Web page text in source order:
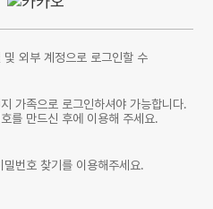
외부 계정으로 로그인할 수
가족으로 로그인하셔야 가능합니다.
를 만드신 후에 이용해 주세요.
번호 찾기를 이용해주세요.